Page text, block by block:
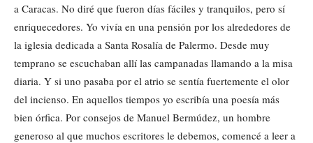
a Caracas. No diré que fueron días fáciles y tranquilos, pero sí
enriquecedores. Yo vivía en una pensión por los alrededores de
la iglesia dedicada a Santa Rosalía de Palermo. Desde muy
temprano se escuchaban allí las campanadas llamando a la misa
diaria. Y si uno pasaba por el atrio se sentía fuertemente el olor
del incienso. En aquellos tiempos yo escribía una poesía más
bien órfica. Por consejos de Manuel Bermúdez, un hombre
generoso al que muchos escritores le debemos, comencé a leer a